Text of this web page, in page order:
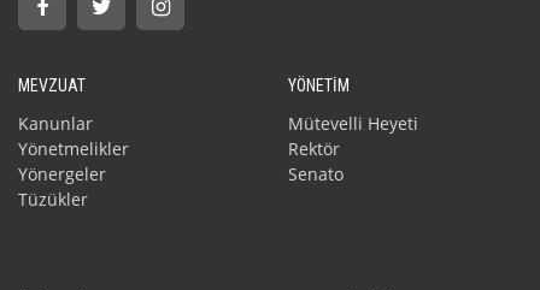
MEVZUAT
Kanunlar
Yönetmelikler
Yönergeler
Tüzükler
YÖNETİM
Mütevelli Heyeti
Rektör
Senato